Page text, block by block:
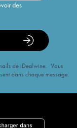
des
de iDealwine. Vous
dans chaque message.